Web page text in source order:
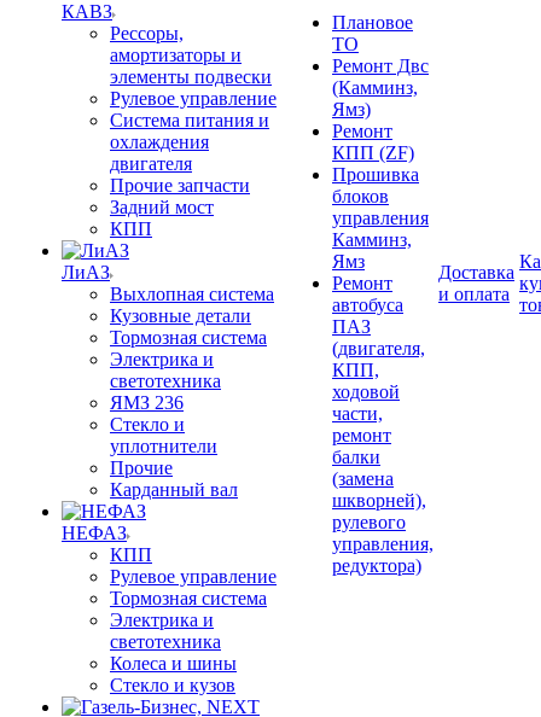
КАВЗ
Рессоры,
амортизаторы и
элементы подвески
Рулевое управление
Система питания и
охлаждения
двигателя
Прочие запчасти
Задний мост
КПП
ЛиАЗ
Выхлопная система
Кузовные детали
Тормозная система
Электрика и
светотехника
ЯМЗ 236
Стекло и
уплотнители
Прочие
Карданный вал
НЕФАЗ
КПП
Рулевое управление
Тормозная система
Электрика и
светотехника
Колеса и шины
Стекло и кузов
Плановое
ТО
Ремонт Двс
(Камминз,
Ямз)
Ремонт
КПП (ZF)
Прошивка
блоков
управления
Камминз,
Ямз
Ремонт
автобуса
ПАЗ
(двигателя,
КПП,
ходовой
части,
ремонт
балки
(замена
шкворней),
рулевого
управления,
редуктора)
Доставка
и оплата